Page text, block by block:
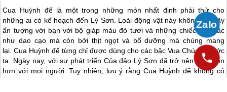
Cua Huỳnh đế là một trong những món nhất định phải thử cho
những ai có kế hoạch đến Lý Sơn. Loài động vật này không chỉ gây
ấn tượng với bạn với bộ giáp màu đỏ tươi và những chiếc kìm sắc
như dao cạo mà còn bởi thịt ngọt và bổ dưỡng mà chúng mang
lại. Cua Huỳnh đế từng chỉ được dùng cho các bậc Vua Chúa ở nước
ta. Ngày nay, với sự phát triển Củađảo Lý Sơn đã trở nên phổ biến
hơn với mọi người. Tuy nhiên, lưu ý rằng Cua Huỳnh đế không có